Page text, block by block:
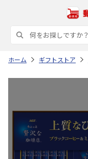
ホーム ギフトストア